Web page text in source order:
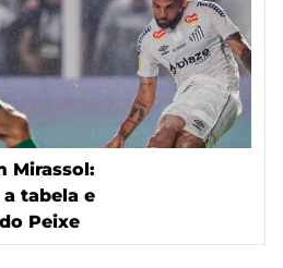
Mirassol:
tabela e
Peixe